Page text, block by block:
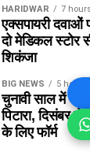
HARIDWAR 7
एक्सपायरी दवाओं
दो मेडिकल स्टोर
शिकंजा
BIG NEWS 5 hours
चुनावी साल में
पिटारा, दिसंबर से
के लिए फॉर्म